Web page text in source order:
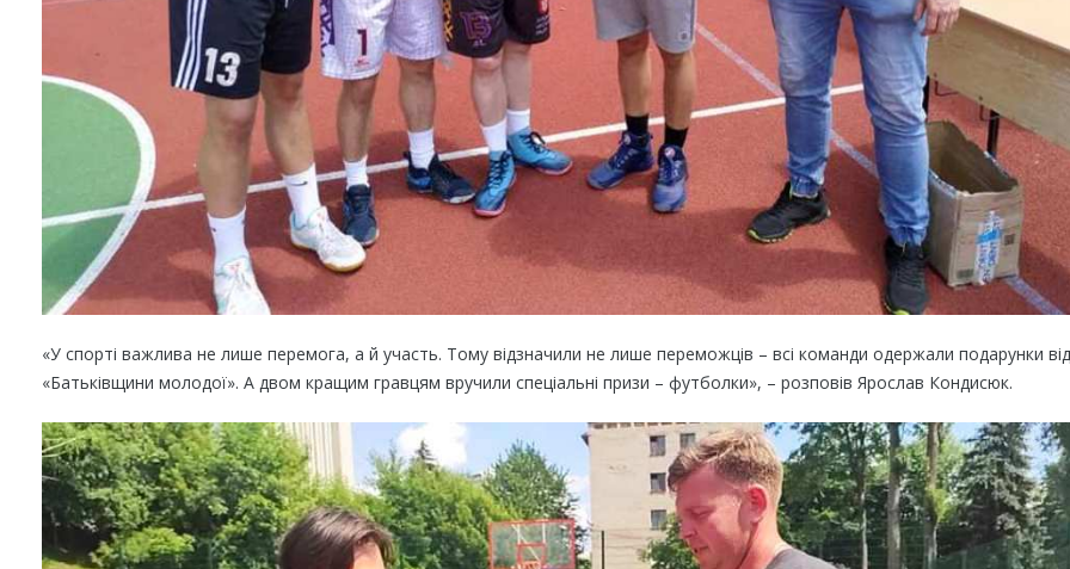
«У спорті важлива не лише перемога, а й участь. Тому відзначили не лише переможців – всі команди одержали подарунки від
«Батьківщини молодої». А двом кращим гравцям вручили спеціальні призи – футболки», – розповів Ярослав Кондисюк.